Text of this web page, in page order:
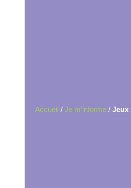
Accueil /Je m’informe /Jeux